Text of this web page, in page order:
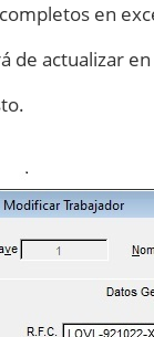
en
de actualizar